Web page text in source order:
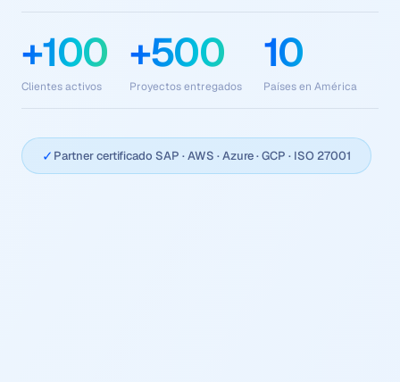
+100
Clientes activos
+500
Proyectos entregados
10
Países en América
✓ Partner certificado SAP · AWS · Azure · GCP · ISO 27001